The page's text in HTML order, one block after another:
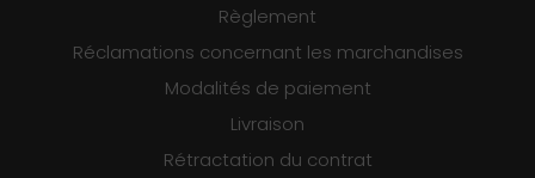
Règlement
Réclamations concernant les marchandises
Modalités de paiement
Livraison
Rétractation du contrat